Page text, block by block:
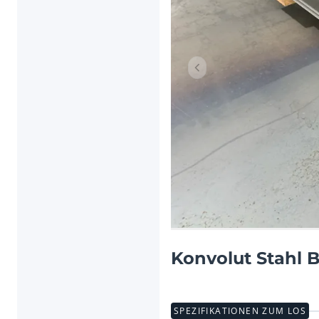
Vorheriger Artikel
Konvolut Stahl
SPEZIFIKATIONEN ZUM LOS